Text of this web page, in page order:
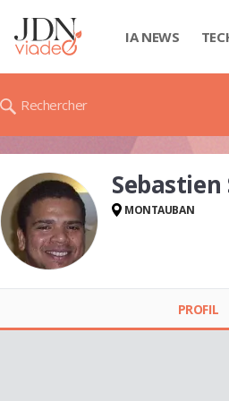
IA NEWS
Rechercher
AIME
Sebastien
MONTAUBAN
PROFIL